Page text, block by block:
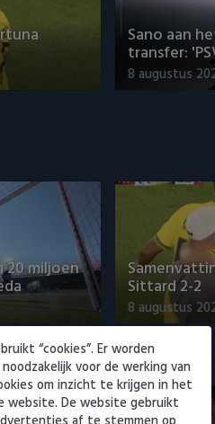
Sano aan
transfer:
8 augustus
20 miljoen
Sittard 2-2
8 augustus
“cookies”. Er worden
voor de werking van
om inzicht te krijgen in het
website. De website gebruikt